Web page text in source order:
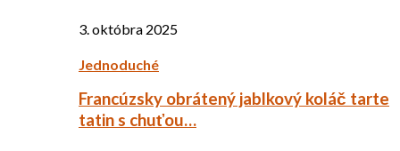
3. októbra 2025
Jednoduché
Francúzsky obrátený jablkový koláč tarte
tatin s chuťou…